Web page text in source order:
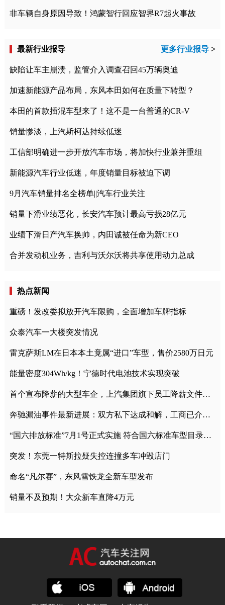
非车辆自身原因导致！鸿蒙智行回应智界R7起火事故
最新行业报导 更多行业报导 >
缺陷让车主崩溃，监管介入调查召回45万辆奥迪
加速新能源产品布局，东风本田如何在质量下转型？
本田的首款插混车型来了！这不是一台普通的CR-V
销量惨淡，上汽斯柯达持续低迷
工信部明确进一步开放汽车市场，将加快行业兼并重组
新能源汽车行业低迷，年度销量目标被迫下调
9月汽车销量排名全榜单||汽车行业关注
销量下滑业绩恶化，长安汽车预计最高亏损28亿元
业绩下滑日产汽车换帅，内田诚被任命为新CEO
合并发动机业务，吉利与沃尔沃将共享使用动力总成
热点新闻
重磅！发改委拟放开汽车限购，全面增加车牌指标
众泰汽车一大楼突发情况
雷克萨斯LM在日本本土竟属“进口”车型，售价2580万日元
能量密度304Wh/kg！宁德时代电池技术实现突破
首个宣布降薪的大型车企，上汽集团旗下员工降薪文件曝光
奔驰漏油事件最新进展：双方私下达成和解，工商已介入调查
“国六排放标准”7月1号正式实施 符合国六标准车型目录一览
突发！东莞一特斯拉疑失控连撞多车冲毁店门
命名“凡尔赛”，东风雪铁龙全新车型发布
销量不及预期！大众新车直降4万元